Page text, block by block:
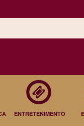
ENTRETENIMENTO